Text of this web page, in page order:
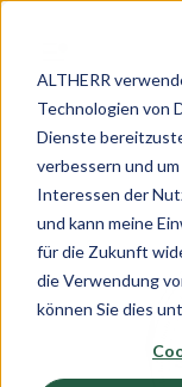
ALTHERR
Technologien von
Dienste
verbessern und
Interessen der
und kann meine
für die Zukunft
die Verwendung
können Sie dies